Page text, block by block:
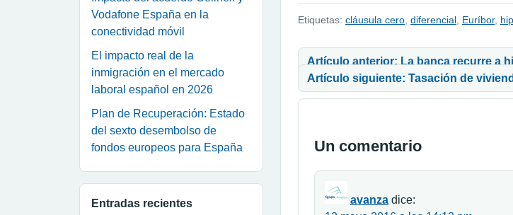
Vodafone España en la
conectividad móvil
El impacto real de la
inmigración en el mercado
laboral español en 2026
Plan de Recuperación: Estado
del sexto desembolso de
fondos europeos para España
Entradas recientes
Etiquetas: cláusula cero diferencial Euríbor,
Navegación de entradas
Artículo anterior: La banca recurre a
Artículo siguiente: Tasación de
Un comentario
avanza dice: